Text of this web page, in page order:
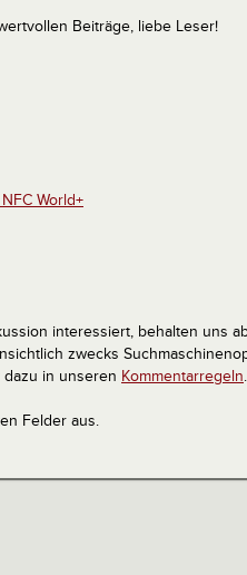
Beiträge, liebe Leser!
World+
interessiert, behalten uns
zwecks
in unseren Kommentarregeln.
Felder aus.